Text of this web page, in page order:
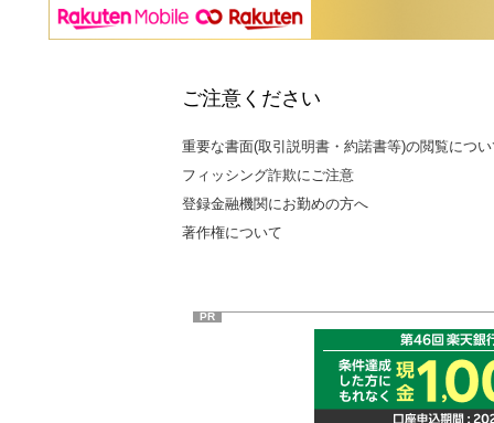
ご注意ください
重要な書面(取引説明書・約諾書等)の閲覧につ
フィッシング詐欺にご注意
登録金融機関にお勤めの方へ
著作権について
PR